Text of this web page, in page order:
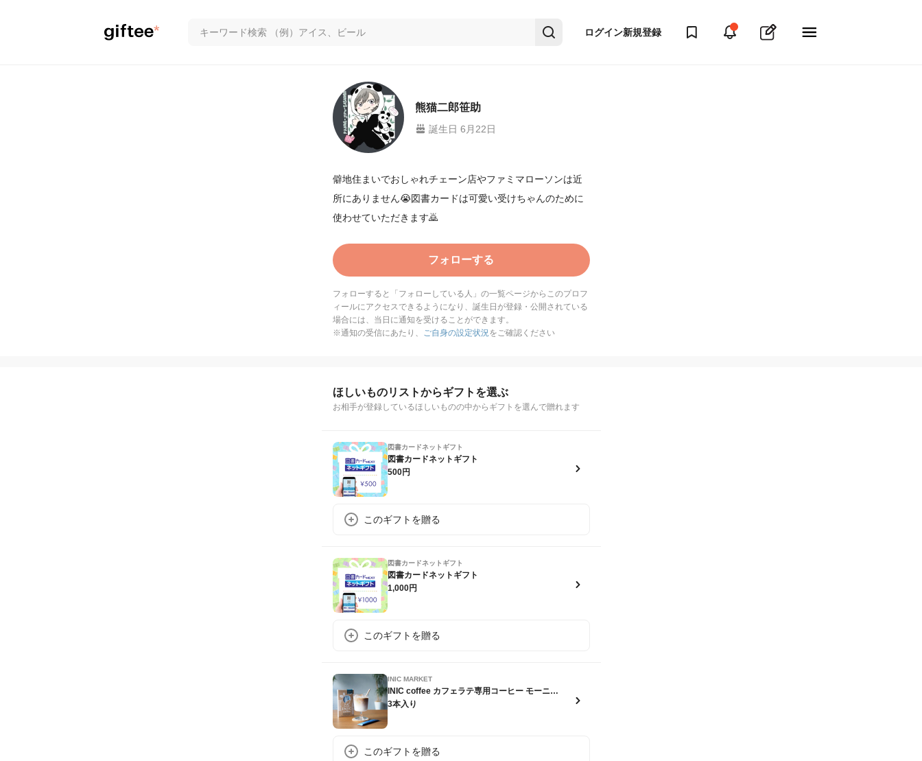
ログイン新規登録
熊猫二郎笹助
誕生日 6月22日
僻地住まいでおしゃれチェーン店やファミマローソンは近
所にありません😭図書カードは可愛い受けちゃんのために
使わせていただきます🙇
フォローする
フォローすると「フォローしている人」の一覧ページからこのプロフ
ィールにアクセスできるようになり、誕生日が登録・公開されている
場合には、当日に通知を受けることができます。
※通知の受信にあたり、
ご自身の設定状況をご確認ください
ほしいものリストからギフトを選ぶ
お相手が登録しているほしいものの中からギフトを選んで贈れます
図書カードネットギフト
図書カードネットギフト
500円
このギフトを贈る
図書カードネットギフト
図書カードネットギフト
1,000円
このギフトを贈る
INIC MARKET
INIC coffee カフェラテ専用コーヒー モーニングアロマバリスタメイド【ポスト投函】
3本入り
このギフトを贈る